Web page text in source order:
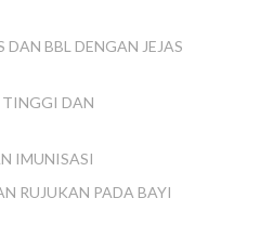
BBL DENGAN JEJAS
TINGGI DAN
IMUNISASI
RUJUKAN PADA BAYI